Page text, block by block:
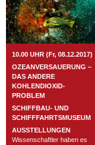
10.00 UHR (Fr, 08.12.2017)
OZEANVERSAUERUNG –
DAS ANDERE
KOHLENDIOXID-
PROBLEM
SCHIFFBAU- UND
SCHIFFFAHRTSMUSEUM
AUSSTELLUNGEN
Wissenschaftler haben es